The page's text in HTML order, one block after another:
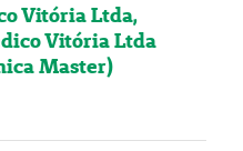
Vitória Ltda,
Vitória Ltda
Master)